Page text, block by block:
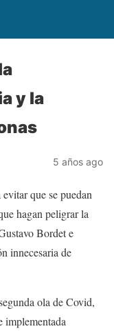
y la
5 años ago
que se puedan
hagan peligrar la
Bordet e
innecesaria de
ola de Covid,
implementada